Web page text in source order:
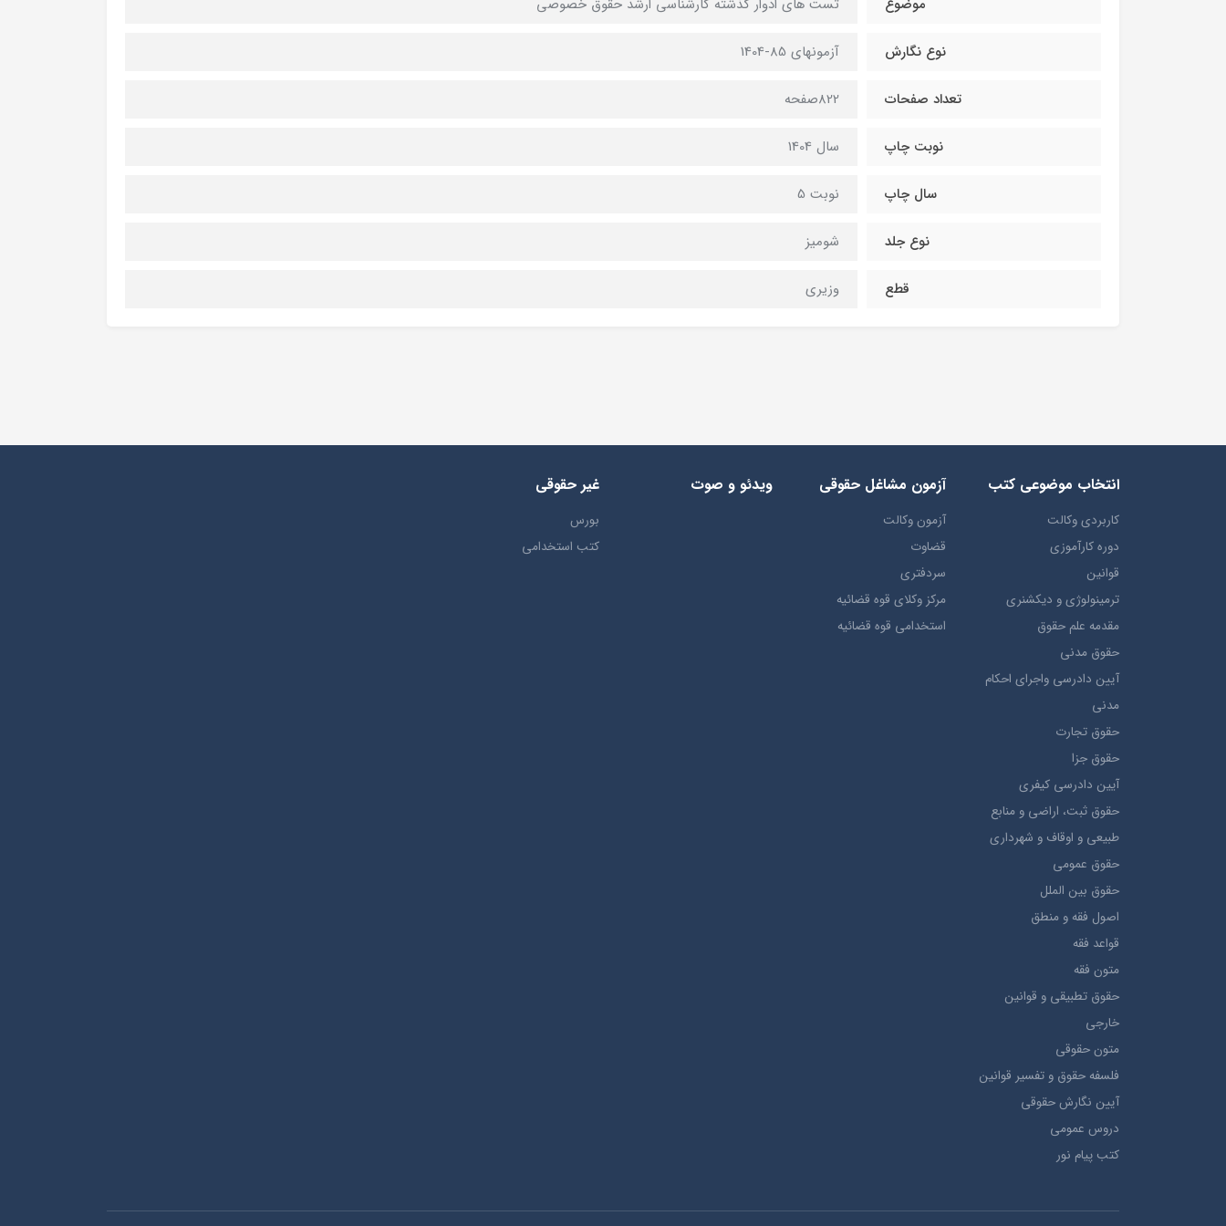
موضوع تست هاي ادوار گذشته کارشناسي ارشد حقوق خصوصي
نوع نگارش آزمونهاي 85-1404
تعداد صفحات 822صفحه
نوبت چاپ سال 1404
سال چاپ نوبت 5
نوع جلد شومیز
قطع وزيري
انتخاب​ موضوعي​ کتب
کاربردی وکالت
دوره کارآموزی
قوانین
ترمينولوژي و ديکشنري
مقدمه علم حقوق
حقوق مدني
آيين دادرسي ​واجراي ​احکام ​
مدني
حقوق تجارت
حقوق جزا
آيین دادرسی کیفری
حقوق ثبت، اراضي و منابع
طبيعي و اوقاف و شهرداری
حقوق عمومی
حقوق بين الملل
اصول فقه و منطق
قواعد فقه
متون فقه
حقوق تطبيقي و قوانین
خارجی
متون حقوقي
فلسفه حقوق و تفسیر قوانین
آیین نگارش حقوقی
دروس عمومی
کتب پیام نور
آزمون مشاغل حقوقی
آزمون وکالت
قضاوت
سردفتری
مرکز وکلای قوه قضائیه
استخدامی قوه قضائیه
ویدئو و صوت غیر حقوقی
بورس
کتب استخدامی